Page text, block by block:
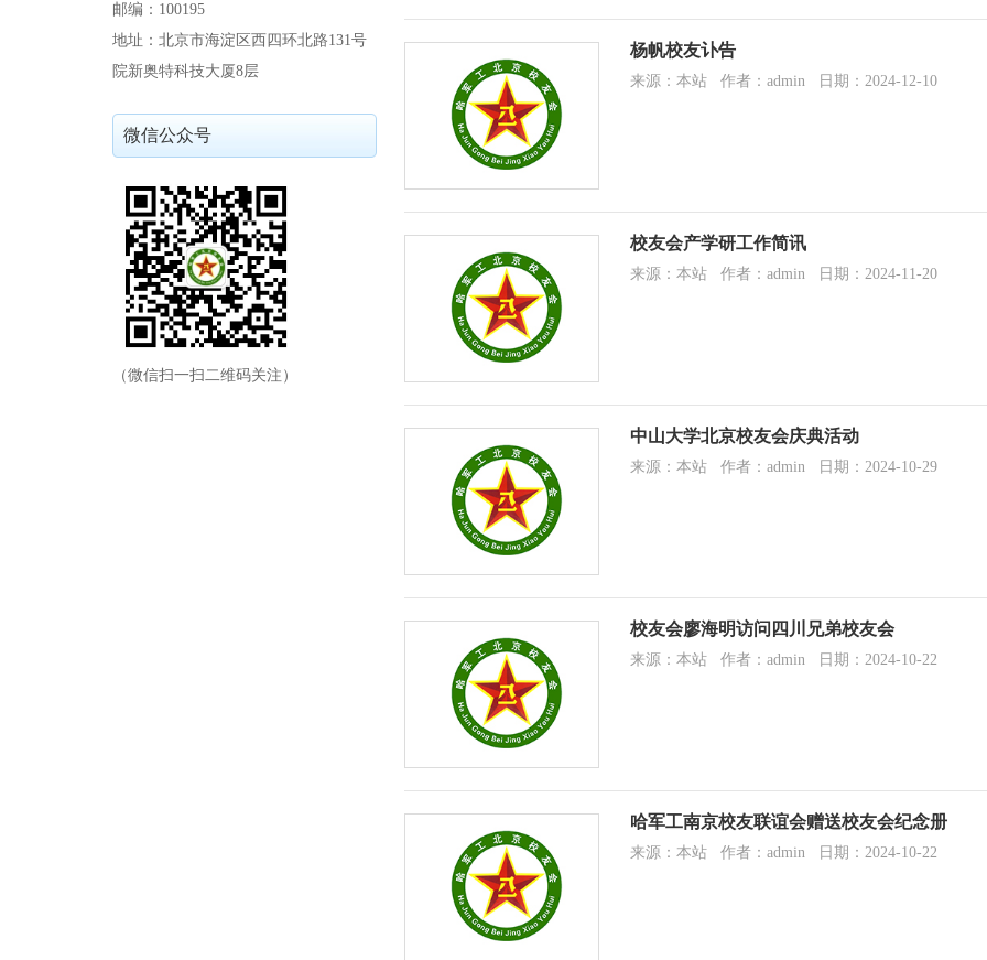
邮编：100195
地址：北京市海淀区西四环北路131号
院新奥特科技大厦8层
微信公众号
（微信扫一扫二维码关注）
杨帆校友讣告
来源：本站 作者：admin 日期：2024-12-10
校友会产学研工作简讯
来源：本站 作者：admin 日期：2024-11-20
中山大学北京校友会庆典活动
来源：本站 作者：admin 日期：2024-10-29
校友会廖海明访问四川兄弟校友会
来源：本站 作者：admin 日期：2024-10-22
哈军工南京校友联谊会赠送校友会纪念册
来源：本站 作者：admin 日期：2024-10-22